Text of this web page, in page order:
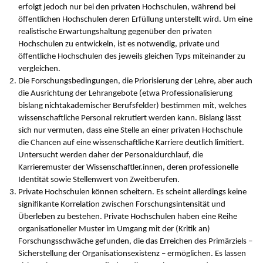
erfolgt jedoch nur bei den privaten Hochschulen, während bei
öffentlichen Hochschulen deren Erfüllung unterstellt wird. Um eine
realistische Erwartungshaltung gegenüber den privaten
Hochschulen zu entwickeln, ist es notwendig, private und
öffentliche Hochschulen des jeweils gleichen Typs miteinander zu
vergleichen.
Die Forschungsbedingungen, die Priorisierung der Lehre, aber auch
die Ausrichtung der Lehrangebote (etwa Professionalisierung
bislang nichtakademischer Berufsfelder) bestimmen mit, welches
wissenschaftliche Personal rekrutiert werden kann. Bislang lässt
sich nur vermuten, dass eine Stelle an einer privaten Hochschule
die Chancen auf eine wissenschaftliche Karriere deutlich limitiert.
Untersucht werden daher der Personaldurchlauf, die
Karrieremuster der Wissenschaftler.innen, deren professionelle
Identität sowie Stellenwert von Zweitberufen.
Private Hochschulen können scheitern. Es scheint allerdings keine
signifikante Korrelation zwischen Forschungsintensität und
Überleben zu bestehen. Private Hochschulen haben eine Reihe
organisationeller Muster im Umgang mit der (Kritik an)
Forschungsschwäche gefunden, die das Erreichen des Primärziels –
Sicherstellung der Organisationsexistenz – ermöglichen. Es lassen